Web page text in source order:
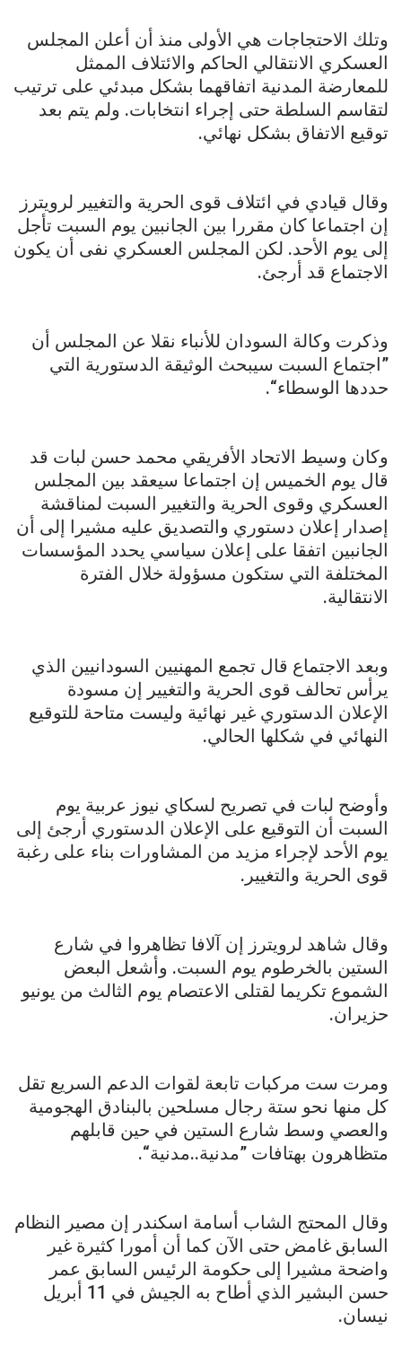
وتلك الاحتجاجات هي الأولى منذ أن أعلن المجلس
العسكري الانتقالي الحاكم والائتلاف الممثل
للمعارضة المدنية اتفاقهما بشكل مبدئي على ترتيب
لتقاسم السلطة حتى إجراء انتخابات. ولم يتم بعد
توقيع الاتفاق بشكل نهائي.
وقال قيادي في ائتلاف قوى الحرية والتغيير لرويترز
إن اجتماعا كان مقررا بين الجانبين يوم السبت تأجل
إلى يوم الأحد. لكن المجلس العسكري نفى أن يكون
الاجتماع قد أرجئ.
وذكرت وكالة السودان للأنباء نقلا عن المجلس أن
”اجتماع السبت سيبحث الوثيقة الدستورية التي
حددها الوسطاء“.
وكان وسيط الاتحاد الأفريقي محمد حسن لبات قد
قال يوم الخميس إن اجتماعا سيعقد بين المجلس
العسكري وقوى الحرية والتغيير السبت لمناقشة
إصدار إعلان دستوري والتصديق عليه مشيرا إلى أن
الجانبين اتفقا على إعلان سياسي يحدد المؤسسات
المختلفة التي ستكون مسؤولة خلال الفترة
الانتقالية.
وبعد الاجتماع قال تجمع المهنيين السودانيين الذي
يرأس تحالف قوى الحرية والتغيير إن مسودة
الإعلان الدستوري غير نهائية وليست متاحة للتوقيع
النهائي في شكلها الحالي.
وأوضح لبات في تصريح لسكاي نيوز عربية يوم
السبت أن التوقيع على الإعلان الدستوري أرجئ إلى
يوم الأحد لإجراء مزيد من المشاورات بناء على رغبة
قوى الحرية والتغيير.
وقال شاهد لرويترز إن آلافا تظاهروا في شارع
الستين بالخرطوم يوم السبت. وأشعل البعض
الشموع تكريما لقتلى الاعتصام يوم الثالث من يونيو
حزيران.
ومرت ست مركبات تابعة لقوات الدعم السريع تقل
كل منها نحو ستة رجال مسلحين بالبنادق الهجومية
والعصي وسط شارع الستين في حين قابلهم
متظاهرون بهتافات ”مدنية..مدنية“.
وقال المحتج الشاب أسامة اسكندر إن مصير النظام
السابق غامض حتى الآن كما أن أمورا كثيرة غير
واضحة مشيرا إلى حكومة الرئيس السابق عمر
حسن البشير الذي أطاح به الجيش في 11 أبريل
نيسان.